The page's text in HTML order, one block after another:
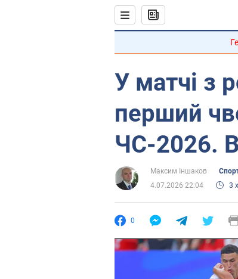
У матчі з
перший
ЧС-2026.
Максим Іншаков
4.07.2026 22:04
3
0